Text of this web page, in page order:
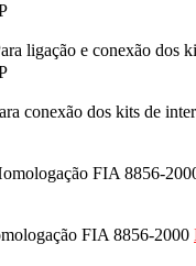
ligação e conexão dos
conexão dos kits de
FIA 8856-
FIA 8856-2000